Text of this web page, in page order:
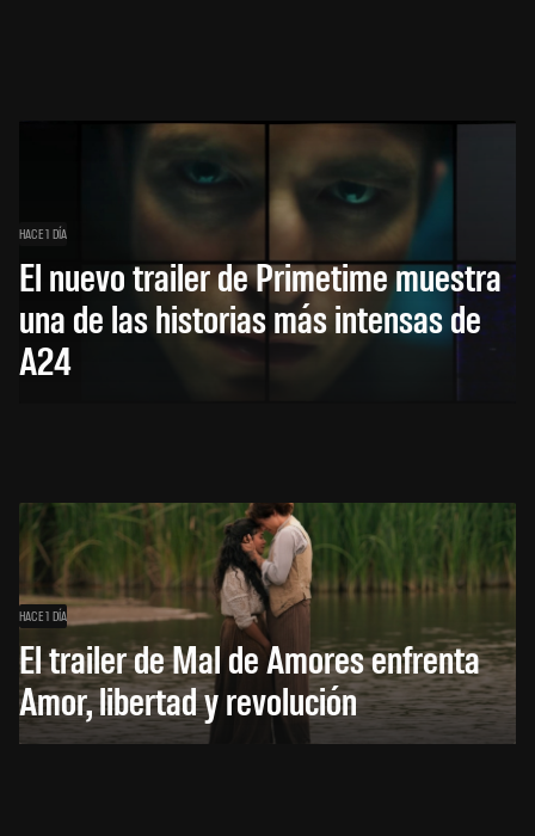
HACE 1 DÍA
El nuevo trailer de Primetime muestra
una de las historias más intensas de
A24
HACE 1 DÍA
El trailer de Mal de Amores enfrenta
Amor, libertad y revolución